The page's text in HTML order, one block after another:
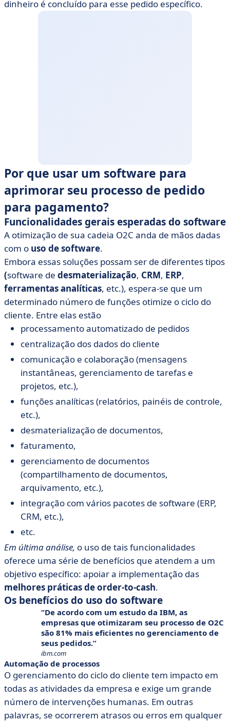
dinheiro é concluído para esse pedido específico.
Por que usar um software para
aprimorar seu processo de pedido
para pagamento?
Funcionalidades gerais esperadas do software
A otimização de sua cadeia O2C anda de mãos dadas
com o uso de software.
Embora essas soluções possam ser de diferentes tipos
(software de desmaterialização, CRM, ERP,
ferramentas analíticas, etc.), espera-se que um
determinado número de funções otimize o ciclo do
cliente. Entre elas estão
processamento automatizado de pedidos
centralização dos dados do cliente
comunicação e colaboração (mensagens
instantâneas, gerenciamento de tarefas e
projetos, etc.),
funções analíticas (relatórios, painéis de controle,
etc.),
desmaterialização de documentos,
faturamento,
gerenciamento de documentos
(compartilhamento de documentos,
arquivamento, etc.),
integração com vários pacotes de software (ERP,
CRM, etc.),
etc.
Em última análise, o uso de tais funcionalidades
oferece uma série de benefícios que atendem a um
objetivo específico: apoiar a implementação das
melhores práticas de order-to-cash.
Os benefícios do uso do software
De acordo com um estudo da IBM, as
empresas que otimizaram seu processo de O2C
são 81% mais eficientes no gerenciamento de
seus pedidos.
ibm.com
Automação de processos
O gerenciamento do ciclo do cliente tem impacto em
todas as atividades da empresa e exige um grande
número de intervenções humanas. Em outras
palavras, se ocorrerem atrasos ou erros em qualquer